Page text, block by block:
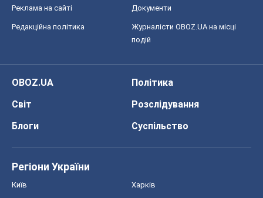
Реклама на сайті Документи
Редакційна політика
Журналісти OBOZ.UA на місці
подій
OBOZ.UA
Політика
Світ
Розслідування
Блоги
Суспільство
Регіони України
Київ Харків